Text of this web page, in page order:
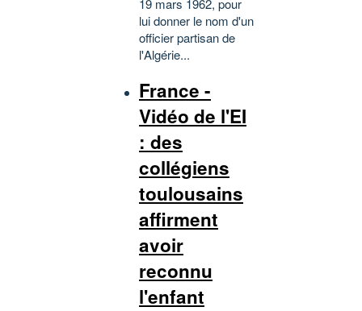
19 mars 1962, pour
lui donner le nom d'un
officier partisan de
l'Algérie...
France -
Vidéo de l'EI
: des
collégiens
toulousains
affirment
avoir
reconnu
l'enfant